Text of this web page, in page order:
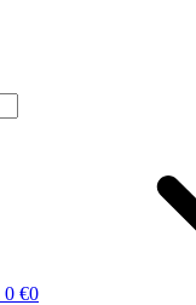
0 €0